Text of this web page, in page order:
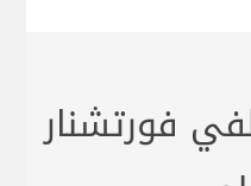
فورتشنار